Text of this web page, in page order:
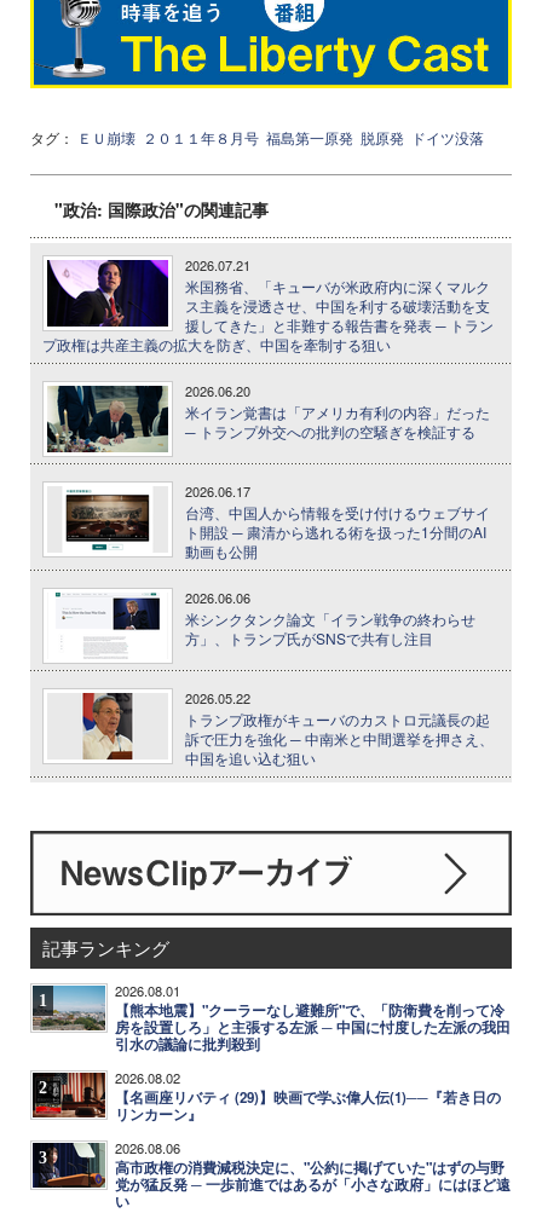
タグ： ＥＵ崩壊 ２０１１年８月号 福島第一原発 脱原発 ドイツ没落
"政治: 国際政治"の関連記事
2026.07.21
米国務省、「キューバが米政府内に深くマルク
ス主義を浸透させ、中国を利する破壊活動を支
援してきた」と非難する報告書を発表 ─ トラン
プ政権は共産主義の拡大を防ぎ、中国を牽制する狙い
2026.06.20
米イラン覚書は「アメリカ有利の内容」だった
─ トランプ外交への批判の空騒ぎを検証する
2026.06.17
台湾、中国人から情報を受け付けるウェブサイ
ト開設 ─ 粛清から逃れる術を扱った1分間のAI
動画も公開
2026.06.06
米シンクタンク論文「イラン戦争の終わらせ
方」、トランプ氏がSNSで共有し注目
2026.05.22
トランプ政権がキューバのカストロ元議長の起
訴で圧力を強化 ─ 中南米と中間選挙を押さえ、
中国を追い込む狙い
記事ランキング
1 2026.08.01
【熊本地震】"クーラーなし避難所"で、「防衛費を削って冷
房を設置しろ」と主張する左派 ─ 中国に忖度した左派の我田
引水の議論に批判殺到
2 2026.08.02
【名画座リバティ (29)】映画で学ぶ偉人伝(1)──『若き日の
リンカーン』
3 2026.08.06
高市政権の消費減税決定に、"公約に掲げていた"はずの与野
党が猛反発 ─ 一歩前進ではあるが「小さな政府」にはほど遠
い